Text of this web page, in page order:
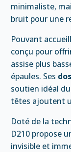
minimaliste,
bruit pour une
Pouvant
conçu pour
assise plus
épaules. Ses
soutien idéal
têtes ajoutent
Doté de la
D210 propose
invisible et